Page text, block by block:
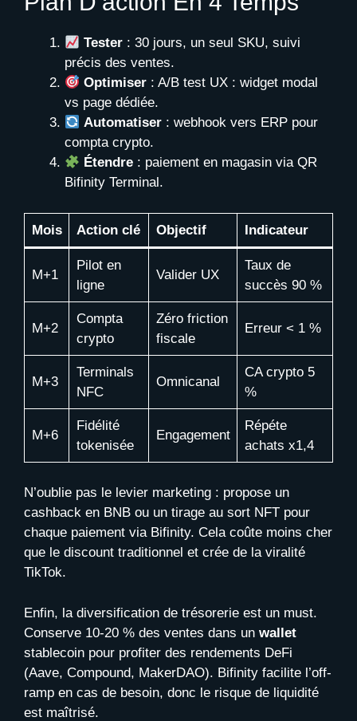
Tester : 30 jours, un seul SKU, suivi
précis des ventes.
Optimiser : A/B test UX : widget modal
vs page dédiée.
Automatiser : webhook vers ERP pour
compta crypto.
Étendre : paiement en magasin via QR
Bifinity Terminal.
Mois Action clé Objectif Indicateur
M+1
Pilot en
ligne
Valider UX
Taux de
succès 90 %
M+2
Compta
crypto
Zéro friction
fiscale
Erreur < 1 %
M+3
Terminals
NFC
Omnicanal
CA crypto 5
%
M+6
Fidélité
tokenisée
Engagement
Répéte
achats x1,4
N’oublie pas le levier marketing : propose un
cashback en BNB ou un tirage au sort NFT pour
chaque paiement via Bifinity. Cela coûte moins cher
que le discount traditionnel et crée de la viralité
TikTok.
Enfin, la diversification de trésorerie est un must.
Conserve 10-20 % des ventes dans un wallet
stablecoin pour profiter des rendements DeFi
(Aave, Compound, MakerDAO). Bifinity facilite l’off-
ramp en cas de besoin, donc le risque de liquidité
est maîtrisé.